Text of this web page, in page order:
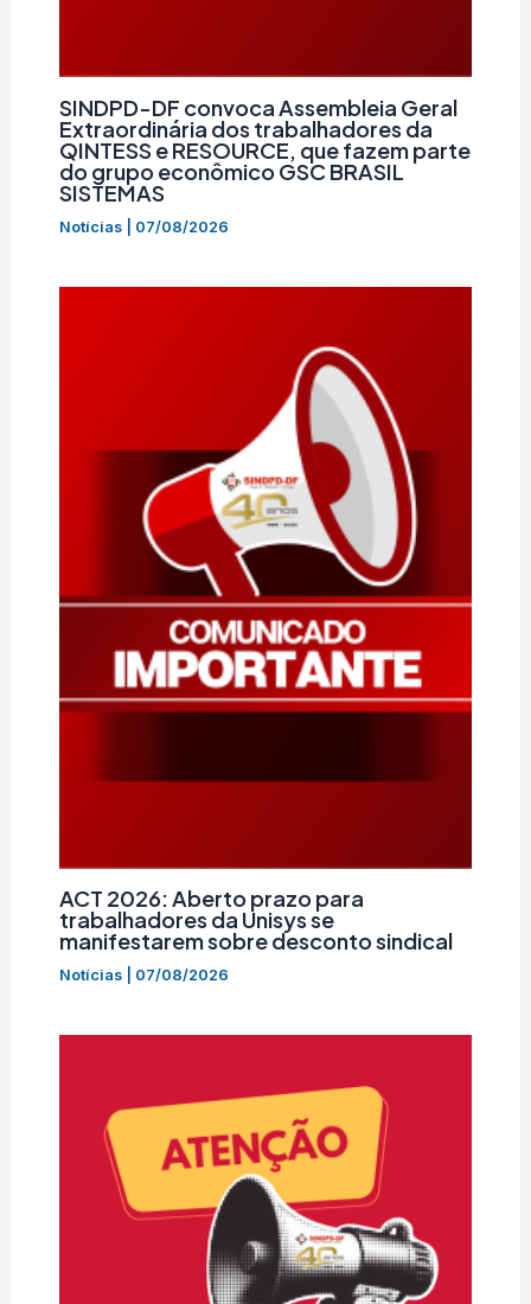
SINDPD-DF convoca Assembleia Geral
Extraordinária dos trabalhadores da
QINTESS e RESOURCE, que fazem parte
do grupo econômico GSC BRASIL
SISTEMAS
Notícias| 07/08/2026
ACT 2026: Aberto prazo para
trabalhadores da Unisys se
manifestarem sobre desconto sindical
Notícias| 07/08/2026